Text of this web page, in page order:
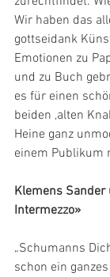
Wir haben das
gottseidank
Emotionen zu
und zu Buch
es für einen
beiden ‚alten
Heine ganz
einem Publikum
Klemens Sander
Intermezzo»
„Schumanns
schon ein